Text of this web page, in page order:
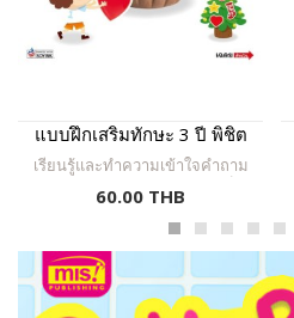
แบบฝึกเสริมทักษะ 3 ปี พิชิต
ตรรกะ
เรียนรู้และทำความเข้าใจคำถาม
ฝึกคิดและแก้ไขปัญหาให้สำเร็จ
ลุล่วง
60.00 THB